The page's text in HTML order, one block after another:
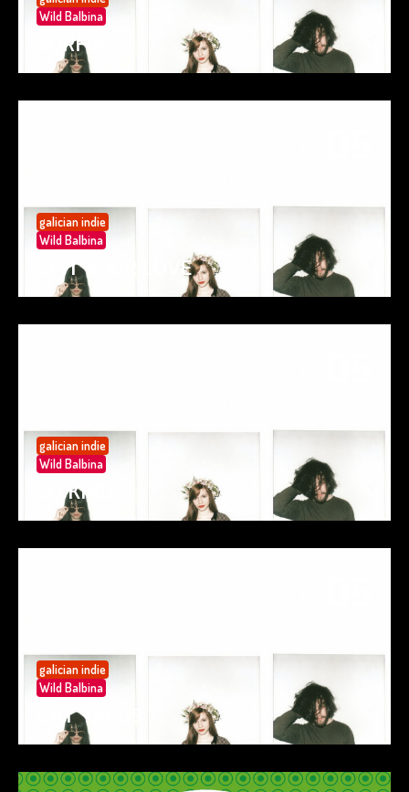
Wild Balbina
SURFIN’
galician indie
Wild Balbina
SPIT YOUR LOVE
galician indie
Wild Balbina
SO KIND
galician indie
Wild Balbina
EAT TACOS